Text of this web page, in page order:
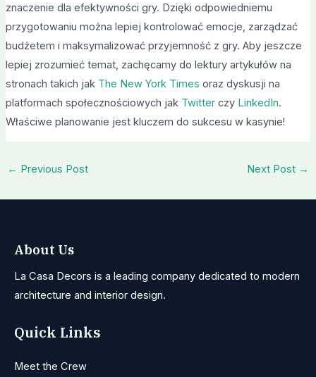
znaczenie dla efektywności gry. Dzięki odpowiedniemu
przygotowaniu można lepiej kontrolować emocje, zarządzać
budżetem i maksymalizować przyjemność z gry. Aby jeszcze
lepiej zrozumieć temat, zachęcamy do lektury artykułów na
stronach takich jak The New York Times oraz dyskusji na
platformach społecznościowych jak Twitterczy LinkedIn.
Właściwe planowanie jest kluczem do sukcesu w kasynie!
← Previous Post Next Post →
About Us
La Casa Decors is a leading company dedicated to modern
architecture and interior design.
Quick Links
Meet the Crew